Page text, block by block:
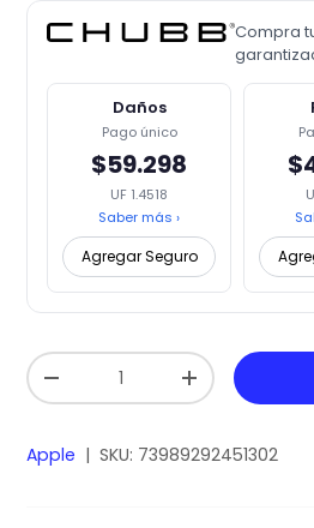
Compra
Daños
Pago único
$59.298
UF 1.4518
Saber más ›
Agregar Seguro
Cant.
-
+
Apple | SKU: 73989292451302